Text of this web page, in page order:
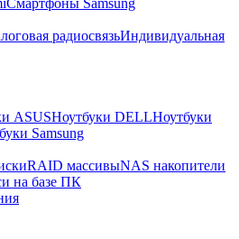
Смартфоны Samsung
радиосвязьИндивидуальная
ASUSНоутбуки DELLНоутбуки
Samsung
RAID массивыNAS накопители
на базе ПК